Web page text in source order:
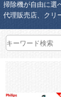
掃除機が自由に選
代理販売店、クリ